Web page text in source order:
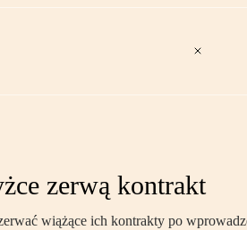
zerwą kontrakt
wiążące ich kontrakty po